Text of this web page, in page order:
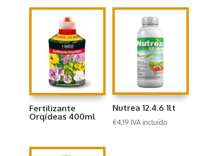
Fertilizante
Orqídeas 400ml
Nutrea 12.4.6 1lt
€4,19 IVA incluído